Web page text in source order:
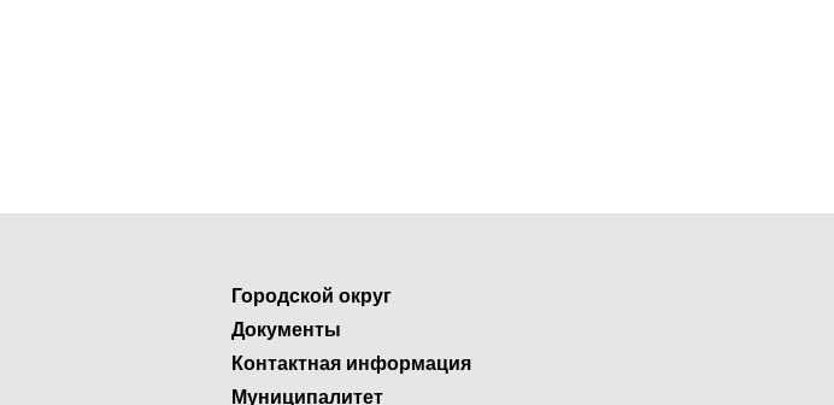
Городской округ
Документы
Контактная информация
Муниципалитет